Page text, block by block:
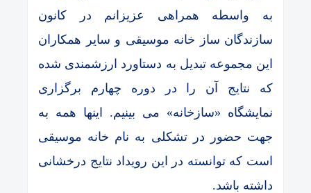
به واسطه همراهی عزیزانم در کانون
سازندگان ساز خانه موسیقی و سایر همکاران
این مجموعه تبدیل به دستاورد ارزشمندی شده
که نتایج آن را در دوره چهارم برگزاری
نمایشگاه «سازخانه» می بینیم. اینها همه به
جهت حضور در تشکلی به نام خانه موسیقی
است که توانسته در این رویداد نتایج درخشانی
داشته باشد.